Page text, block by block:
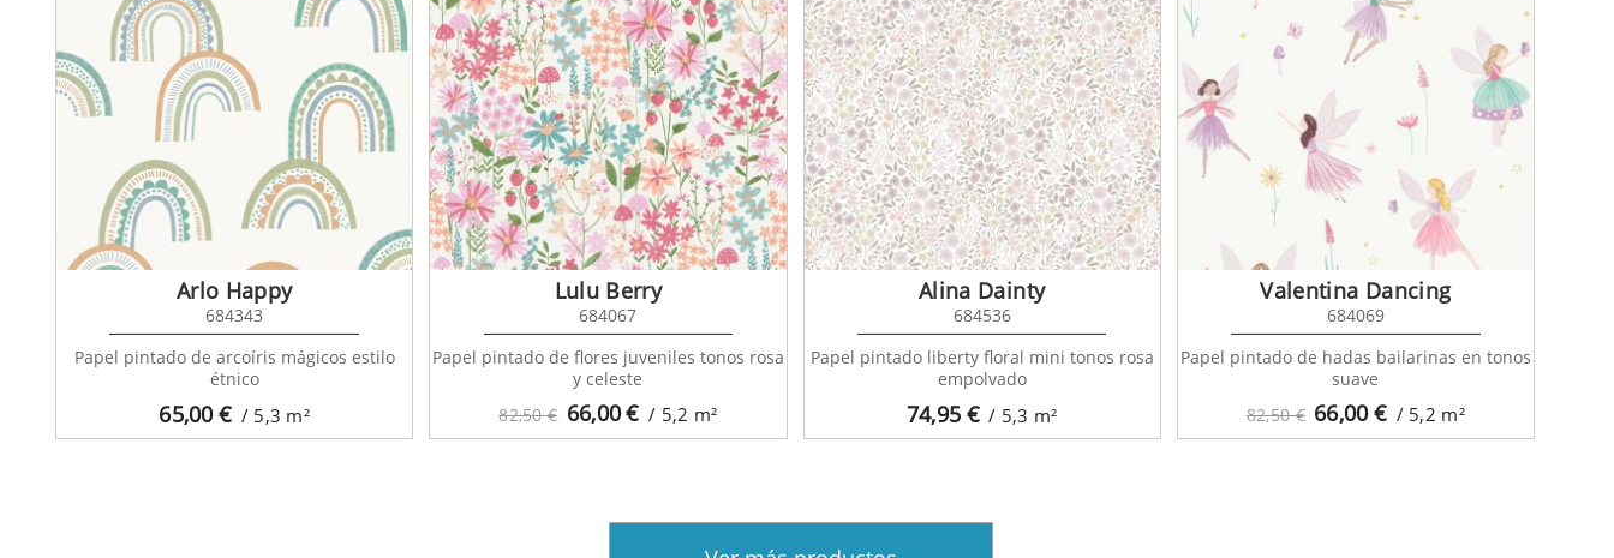
65,00€ / 5,3 m²
Arlo Happy
684343
Papel pintado de arcoíris mágicos estilo
étnico
82,50 € 66,00€ / 5,2 m²
Lulu Berry
684067
Papel pintado de flores juveniles tonos rosa
y celeste
74,95 € / 5,3 m²
Alina Dainty
684536
Papel pintado liberty floral mini tonos rosa
empolvado
82,50 € 66,00€ / 5,2 m²
Valentina Dancing
684069
Papel pintado de hadas bailarinas en tonos
suave